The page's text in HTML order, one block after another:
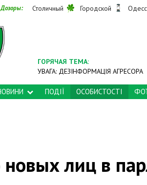
Дозоры: Столичный Городской
ГОРЯЧАЯ ТЕМА:
УВАГА: ДЕЗІНФОРМАЦІЯ АГРЕСОРА
ПОДІЇ ОСОБИСТОСТІ
новых лиц в